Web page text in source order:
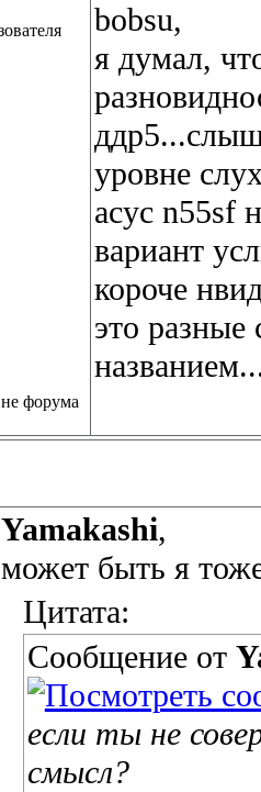
bobsu,
я думал,
уровне
асус n55sf
вариант
короче
это
Yamakashi,
может быть я
Цитата:
Сообщение от
если ты не
смысл?